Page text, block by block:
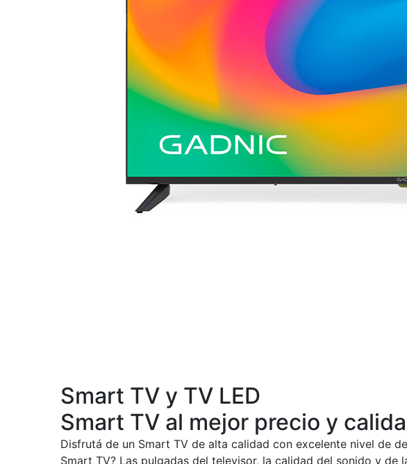
Smart TV y TV LED
Smart TV al mejor precio y
Disfrutá de un Smart TV de alta calidad con excelente nivel de
Smart TV? Las pulgadas del televisor, la calidad del sonido y de